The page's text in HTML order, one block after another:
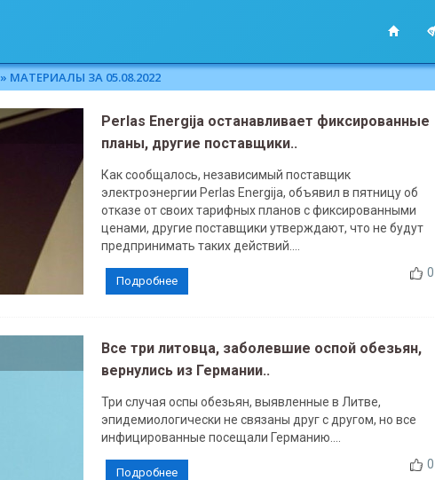
» МАТЕРИАЛЫ ЗА 05.08.2022
Perlas Energija останавливает фиксированные
планы, другие поставщики..
Как сообщалось, независимый поставщик
электроэнергии Perlas Energija, объявил в пятницу об
отказе от своих тарифных планов с фиксированными
ценами, другие поставщики утверждают, что не будут
предпринимать таких действий....
0
Подробнее
Все три литовца, заболевшие оспой обезьян,
вернулись из Германии..
Три случая оспы обезьян, выявленные в Литве,
эпидемиологически не связаны друг с другом, но все
инфицированные посещали Германию....
0
Подробнее